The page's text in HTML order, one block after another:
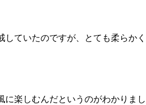
していたのですが、とても柔らか
楽しむんだというのがわかりまし